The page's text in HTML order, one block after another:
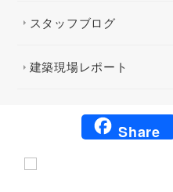
スタッフブログ
建築現場レポート
Share